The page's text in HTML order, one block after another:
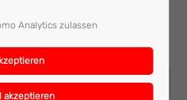
ein.
Analytics zulassen